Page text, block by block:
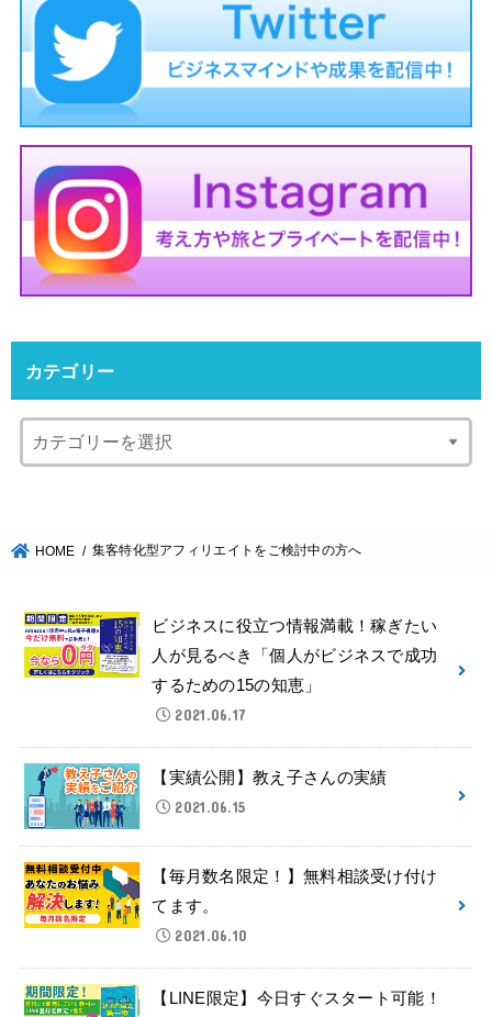
カテゴリー
HOME 集客特化型アフィリエイトをご検討中の方へ
ビジネスに役立つ情報満載！稼ぎたい
人が見るべき「個人がビジネスで成功
するための15の知恵」
2021.06.17
【実績公開】教え子さんの実績
2021.06.15
【毎月数名限定！】無料相談受け付け
てます。
2021.06.10
【LINE限定】今日すぐスタート可能！